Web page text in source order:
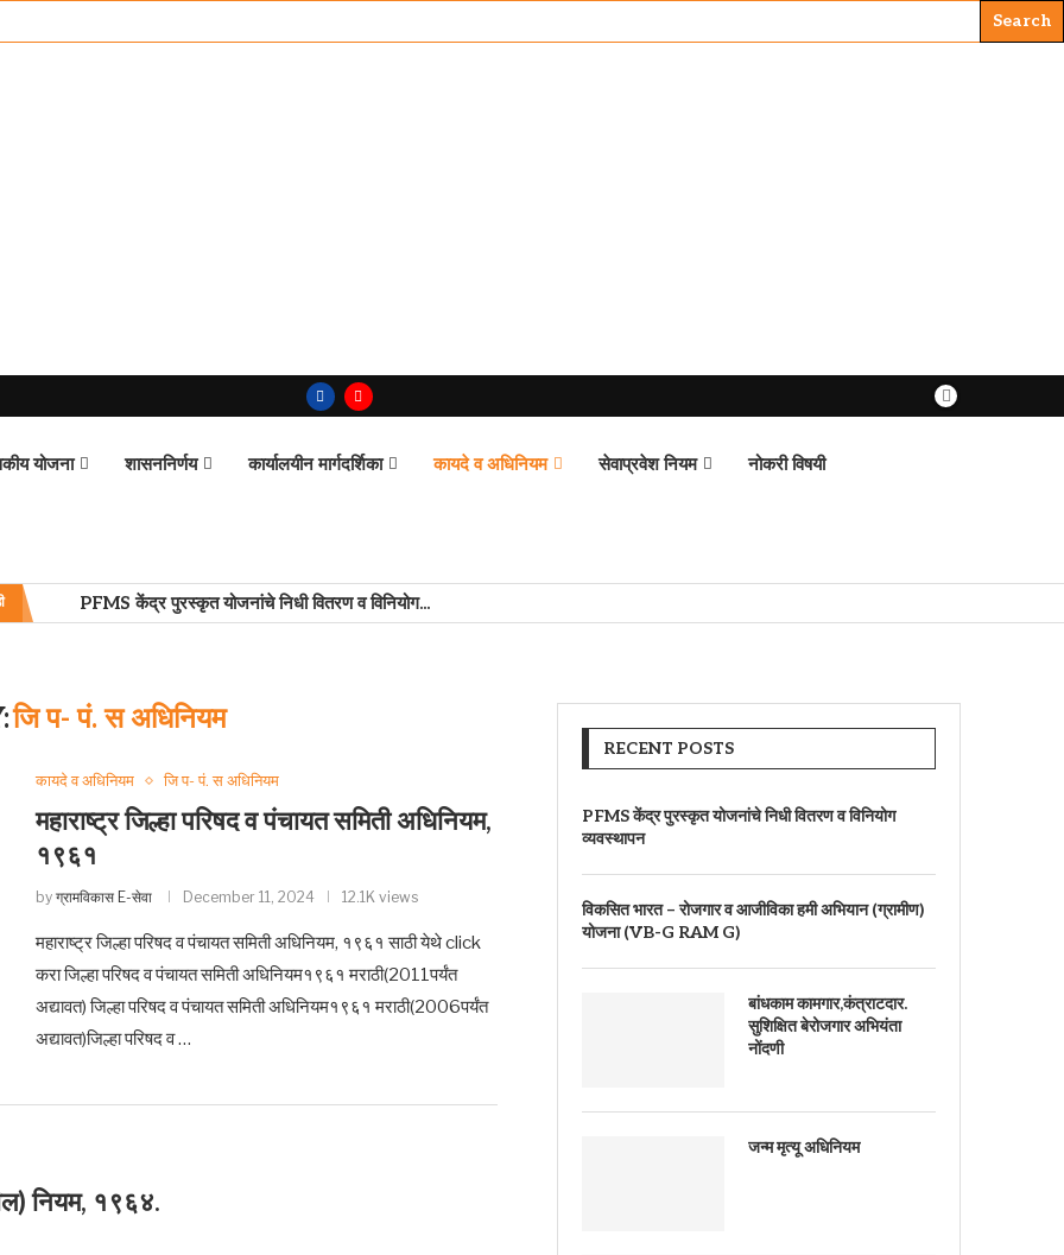
योजना शासननिर्णय कार्यालयीन मार्गदर्शिका कायदे व अधिनियम सेवाप्रवेश नियम नोकरी विषयी
PFMS केंद्र पुरस्कृत योजनांचे निधी वितरण व विनियोग...
जि प- पं. स अधिनियम
कायदे व अधिनियम जि प- पं. स अधिनियम
महाराष्ट्र जिल्हा परिषद व पंचायत समिती अधिनियम,
१९६१
by ग्रामविकास E-सेवा December 11, 2024 12.1K views
महाराष्ट्र जिल्हा परिषद व पंचायत समिती अधिनियम, १९६१ साठी येथे click
करा जिल्हा परिषद व पंचायत समिती अधिनियम१९६१ मराठी(2011पर्यंत
अद्यावत) जिल्हा परिषद व पंचायत समिती अधिनियम१९६१ मराठी(2006पर्यंत
अद्यावत)जिल्हा परिषद व …
नियम, १९६४.
RECENT POSTS
PFMS केंद्र पुरस्कृत योजनांचे निधी वितरण व विनियोग
व्यवस्थापन
विकसित भारत – रोजगार व आजीविका हमी अभियान (ग्रामीण)
योजना (VB-G RAM G)
बांधकाम कामगार,कंत्राटदार.
सुशिक्षित बेरोजगार अभियंता
नोंदणी
जन्म मृत्यू अधिनियम